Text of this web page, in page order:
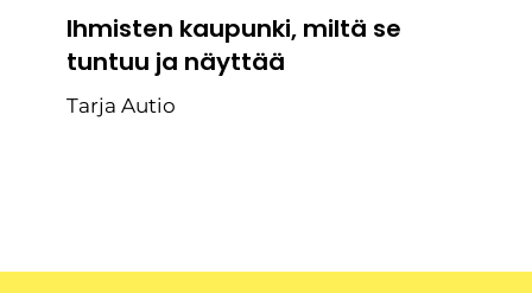
Ihmisten kaupunki, miltä se
tuntuu ja näyttää
Tarja Autio